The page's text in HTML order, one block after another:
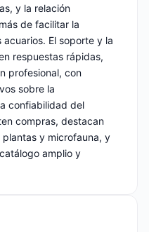
y la relación
de facilitar la
El soporte y la
respuestas rápidas,
profesional, con
sobre la
confiabilidad del
compras, destacan
y microfauna, y
amplio y